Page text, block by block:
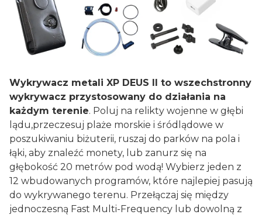
Wykrywacz metali XP DEUS II to wszechstronny
wykrywacz przystosowany do działania na
każdym terenie. Poluj na relikty wojenne w głębi
lądu,przeczesuj plaże morskie i śródlądowe w
poszukiwaniu biżuterii, ruszaj do parków na pola i
łąki, aby znaleźć monety, lub zanurz się na
głębokość 20 metrów pod wodą! Wybierz jeden z
12 wbudowanych programów, które najlepiej pasują
do wykrywanego terenu. Przełączaj się między
jednoczesną Fast Multi-Frequency lub dowolną z